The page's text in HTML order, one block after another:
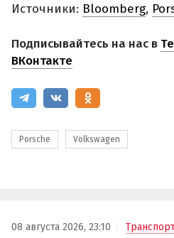
Источники: Bloomberg,
Подписывайтесь на нас в
ВКонтакте
Porsche Volkswagen
08 августа 2026, 23:10